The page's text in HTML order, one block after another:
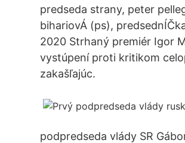
predseda strany, peter
bihariovÁ (ps),
2020 Strhaný premiér Igor
vystúpení proti kritikom
zakašľajúc.
podpredseda vlády SR